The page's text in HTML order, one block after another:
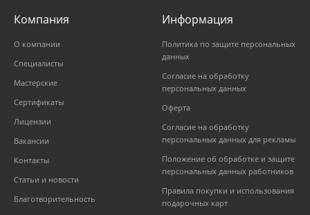
Компания
О компании
Специалисты
Мастерские
Сертификаты
Лицензии
Вакансии
Контакты
Статьи и новости
Благотворительность
Информация
Политика по защите персональных
данных
Согласие на обработку
персональных данных
Оферта
Согласие на обработку
персональных данных для рекламы
Положение об обработке и защите
персональных данных работников
Правила покупки и использования
подарочных карт